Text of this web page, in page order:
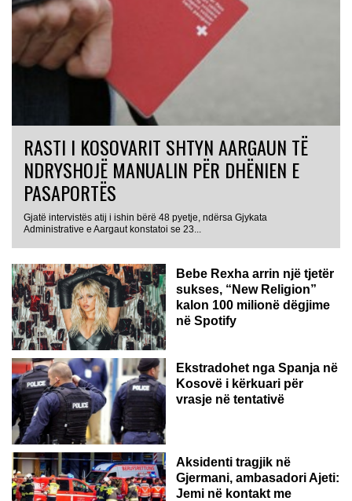
RASTI I KOSOVARIT SHTYN AARGAUN TË
NDRYSHOJË MANUALIN PËR DHËNIEN E
PASAPORTËS
Gjatë intervistës atij i ishin bërë 48 pyetje, ndërsa Gjykata
Administrative e Aargaut konstatoi se 23...
Bebe Rexha arrin një tjetër
sukses, “New Religion”
kalon 100 milionë dëgjime
në Spotify
Ekstradohet nga Spanja në
Kosovë i kërkuari për
vrasje në tentativë
GJERMANI
Aksidenti tragjik në
Gjermani, ambasadori Ajeti:
Jemi në kontakt me